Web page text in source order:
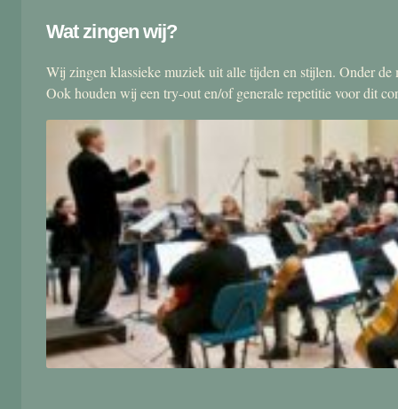
Wat zingen wij?
Wij zingen klassieke muziek uit alle tijden en stijlen. Onder
Ook houden wij een try-out en/of generale repetitie voor dit